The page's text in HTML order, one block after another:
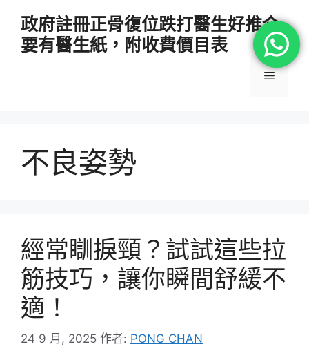
政府註冊正骨復位跌打醫生好推介
要有醫生紙，附收費價目表
選
不良姿勢
經常瞓捩頸？試試這些拉
筋技巧，讓你瞬間舒緩不
適！
24 9 月, 2025 作者: PONG CHAN